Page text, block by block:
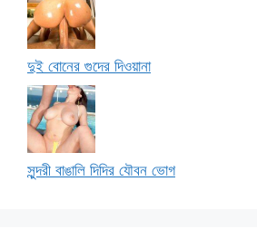
দুই বোনের গুদের দিওয়ানা
সুন্দরী বাঙালি দিদির যৌবন ভোগ